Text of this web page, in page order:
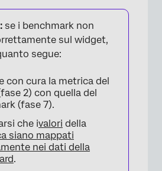
×
se i benchmark non
sul widget,
segue:
con cura la metrica del
2) con quella del
(fase 7).
che ivalori della
siano mappati
nei dati della
.